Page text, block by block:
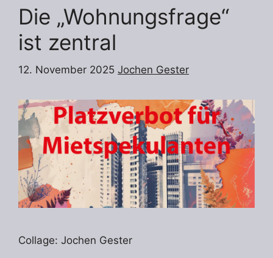
Die „Wohnungsfrage“
ist zentral
12. November 2025 Jochen Gester
Collage: Jochen Gester